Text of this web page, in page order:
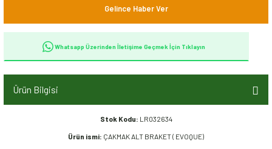
Gelince Haber Ver
Whatsapp Üzerinden İletişime Geçmek İçin Tıklayın
Ürün Bilgisi
Stok Kodu: LR032634
Ürün ismi: ÇAKMAK ALT BRAKET ( EVOQUE)